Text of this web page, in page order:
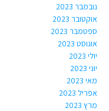
נובמבר 2023
אוקטובר 2023
ספטמבר 2023
אוגוסט 2023
יולי 2023
יוני 2023
מאי 2023
אפריל 2023
מרץ 2023